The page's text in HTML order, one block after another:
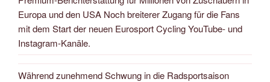
Europa und den USA Noch breiterer Zugang für die Fans
mit dem Start der neuen Eurosport Cycling YouTube- und
Instagram-Kanäle.
Während zunehmend Schwung in die Radsportsaison